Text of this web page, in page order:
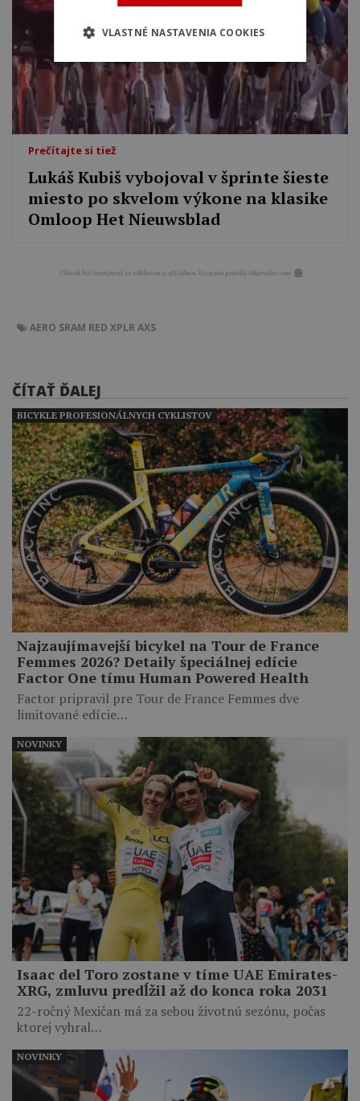
Prečítajte si tiež
Lukáš Kubiš vybojoval v šprinte šieste
miesto po skvelom výkone na klasike
Omloop Het Nieuwsblad
AERO SRAM RED XPLR AXS
ČÍTAŤ ĎALEJ
Najzaujímavejší bicykel na Tour de France
Femmes 2026? Detaily špeciálnej edície
Factor One tímu Human Powered Health
Factor pripravil pre Tour de France Femmes dve
limitované edície…
BICYKLE PROFESIONÁLNYCH CYKLISTOV
Isaac del Toro zostane v tíme UAE Emirates-
XRG, zmluvu predĺžil až do konca roka 2031
22-ročný Mexičan má za sebou životnú sezónu, počas
ktorej vyhral…
NOVINKY
NOVINKY
VLASTNÉ NASTAVENIA COOKIES